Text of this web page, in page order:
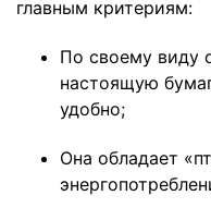
главным критериям:
По своему виду
настоящую
удобно;
Она обладает